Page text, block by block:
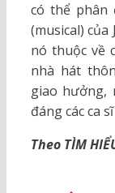
có thể phân
(musical)
nó thuộc về
nhà hát
giao hưởng,
đáng các ca
Theo TÌM